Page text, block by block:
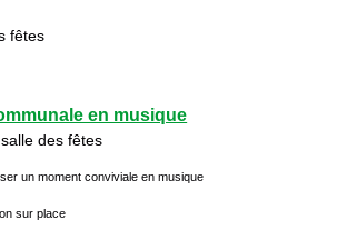
fêtes
en musique
salle des fêtes
un moment conviviale en musique
sur place